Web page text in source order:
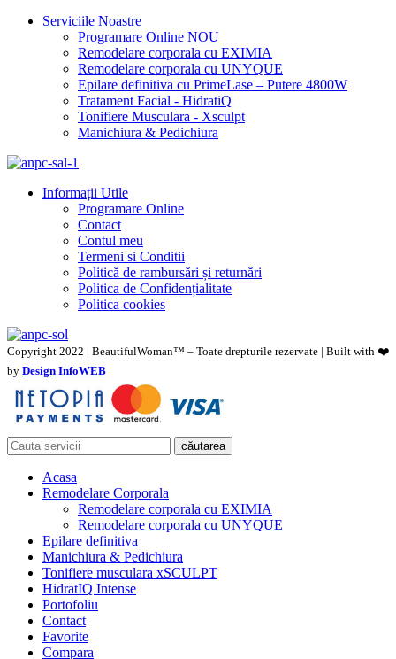
Serviciile Noastre
Programare Online NOU
Remodelare corporala cu EXIMIA
Remodelare corporala cu UNYQUE
Epilare definitiva cu PrimeLase – Putere 4800W
Tratament Facial - HidratiQ
Tonifiere Musculara - Xsculpt
Manichiura & Pedichiura
Informații Utile
Programare Online
Contact
Contul meu
Termeni si Conditii
Politică de rambursări și returnări
Politica de Confidențialitate
Politica cookies
Copyright 2022 | BeautifulWoman™ – Toate drepturile rezervate | Built with ❤️
by Design InfoWEB
căutarea
Acasa
Remodelare Corporala
Remodelare corporala cu EXIMIA
Remodelare corporala cu UNYQUE
Epilare definitiva
Manichiura & Pedichiura
Tonifiere musculara xSCULPT
HidratIQ Intense
Portofoliu
Contact
Favorite
Compara